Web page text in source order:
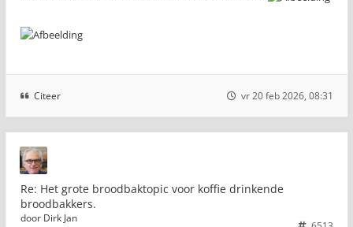
Citeer vr 20 feb 2026, 08:31
Re: Het grote broodbaktopic voor koffie drinkende
broodbakkers.
door Dirk Jan